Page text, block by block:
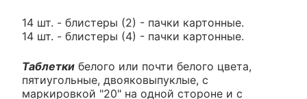
14 шт. - блистеры (2) - пачки картонные.
14 шт. - блистеры (4) - пачки картонные.
Таблетки белого или почти белого цвета,
пятиугольные, двояковыпуклые, с
маркировкой "20" на одной стороне и с